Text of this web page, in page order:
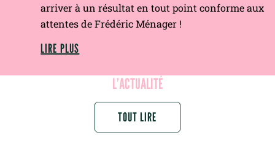
arriver à un résultat en tout point conforme aux
attentes de Frédéric Ménager !
LIRE PLUS
L’ACTUALITÉ
TOUT LIRE